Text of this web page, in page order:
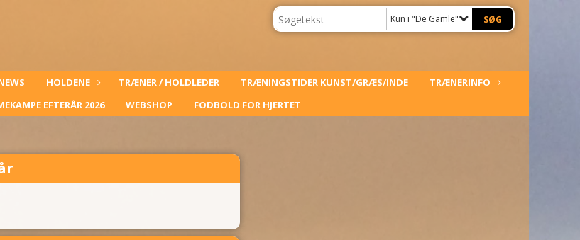
Kun i "De Gamle"
HOLDENE TRÆNER / HOLDLEDER TRÆNINGSTIDER KUNST/GRÆS/INDE
TRÆNERINFO
EFTERÅR 2026 WEBSHOP FODBOLD FOR HJERTET